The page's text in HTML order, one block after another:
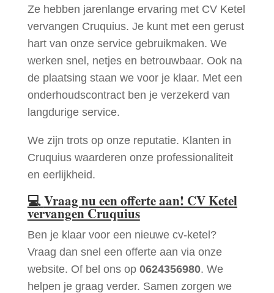
Ze hebben jarenlange ervaring met CV Ketel
vervangen Cruquius. Je kunt met een gerust
hart van onze service gebruikmaken. We
werken snel, netjes en betrouwbaar. Ook na
de plaatsing staan we voor je klaar. Met een
onderhoudscontract ben je verzekerd van
langdurige service.
We zijn trots op onze reputatie. Klanten in
Cruquius waarderen onze professionaliteit
en eerlijkheid.
💻Vraag nu een offerte aan! CV Ketel
vervangen Cruquius
Ben je klaar voor een nieuwe cv-ketel?
Vraag dan snel een offerte aan via onze
website. Of bel ons op 0624356980. We
helpen je graag verder. Samen zorgen we